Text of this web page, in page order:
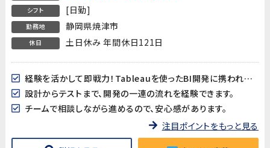
シフト [日勤]
勤務地 静岡県焼津市
休日 土日休み 年間休日121日
経験を活かして即戦力！Tableauを使ったBI開発に携われます。
設計からテストまで、開発の一連の流れを経験できます。
チームで相談しながら進めるので、安心感があります。
注目ポイントをもっと見る